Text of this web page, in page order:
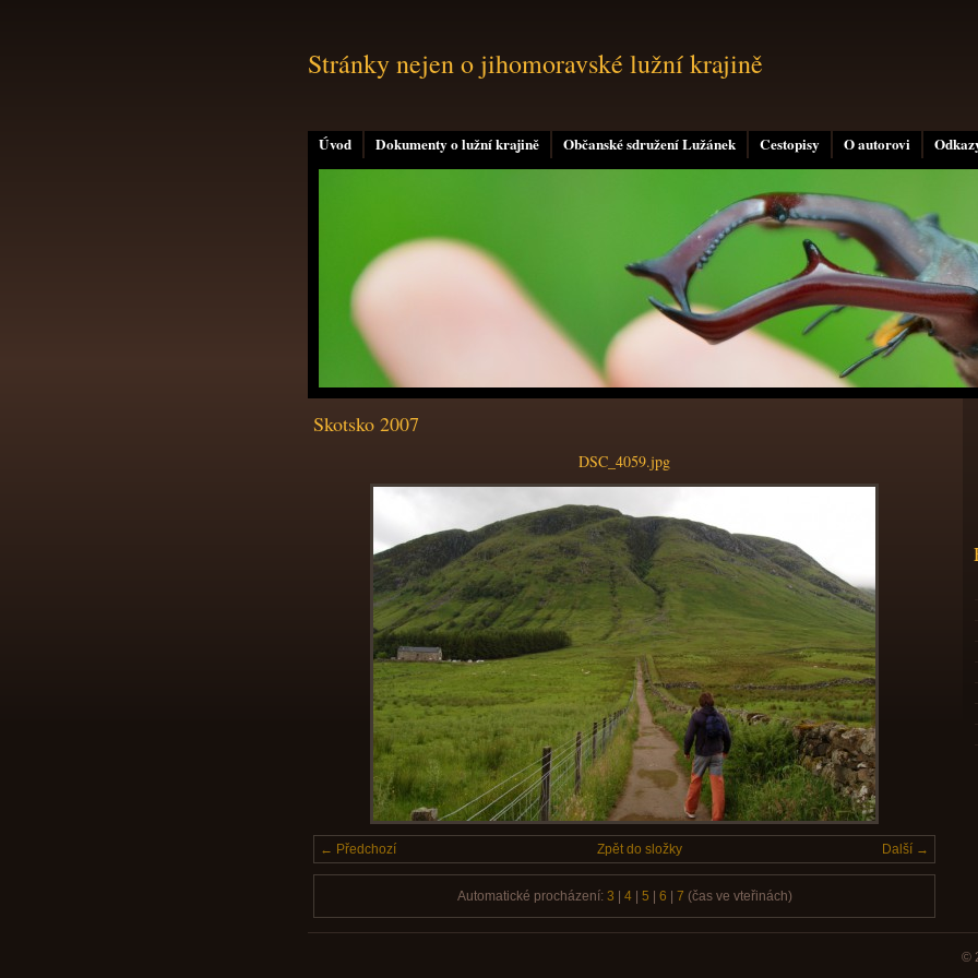
Úvod Dokumenty o lužní krajině Občanské sdružení Lužánek Cestopisy O autorovi
Stránky nejen o jihomoravské lužní krajině
Skotsko 2007
DSC_4059.jpg
← Předchozí Další →
Zpět do složky
Automatické procházení: 3 4| 5 6 7 (čas ve vteřinách)
©